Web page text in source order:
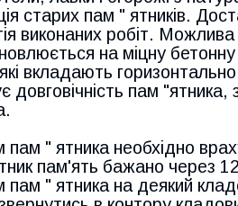
старих пам " ятників.
виконаних робіт.
на міцну
вкладають
довговічність пам "ятника,
" ятника необхідно
пам'ять бажано через 12
" ятника на деякий